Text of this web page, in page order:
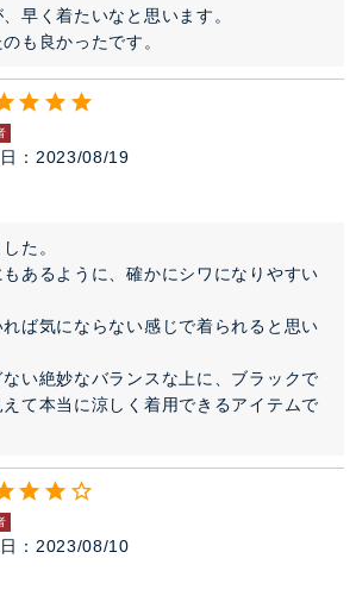
早く着たいなと思います。
も良かったです。
2023/08/19
た。
あるように、確かにシワになりやすい
ば気にならない感じで着られると思い
い絶妙なバランスな上に、ブラックで
て本当に涼しく着用できるアイテムで
2023/08/10